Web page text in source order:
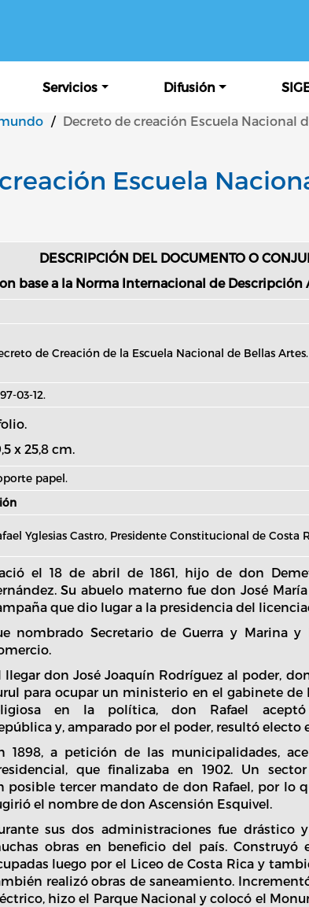
Servicios Difusión
/ Decreto de creación Escuela Nacional
Escuela
DESCRIPCIÓN DEL DOCUMENTO O
base a la Norma Internacional de Descripción
de Creación de la Escuela Nacional de Bellas Artes.
03-12.
x 25,8 cm.
papel.
Yglesias Castro, Presidente Constitucional de Costa
el 18 de abril de 1861, hijo de don
Su abuelo materno fue don José
que dio lugar a la presidencia del
nombrado Secretario de Guerra y Marina
llegar don José Joaquín Rodríguez al poder,
para ocupar un ministerio en el gabinete de
en la política, don Rafael
y, amparado por el poder, resultó electo
1898, a petición de las municipalidades,
que finalizaba en 1902. Un
posible tercer mandato de don Rafael, por lo
el nombre de don Ascensión Esquivel.
sus dos administraciones fue drástico
obras en beneficio del país. Construyó
luego por el Liceo de Costa Rica y
realizó obras de saneamiento.
hizo el Parque Nacional y colocó el